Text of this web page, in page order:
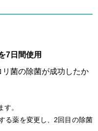
7日間使用
リ菌の除菌が成功したか
。
る薬を変更し、2回目の除菌